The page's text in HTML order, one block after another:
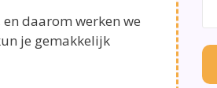
daarom werken we
je gemakkelijk